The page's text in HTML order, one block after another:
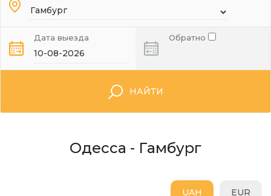
Дата выезда Обратно
НАЙТИ
Одесса - Гамбург
EUR
UAH